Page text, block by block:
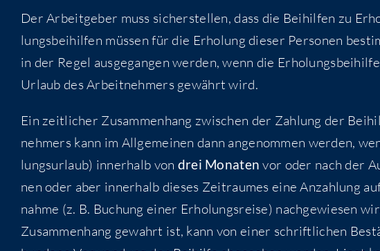
Der Arbeit­ge­ber muss sicher­stel­len, dass die Bei­hil­fen zu
lungs­bei­hil­fen müs­sen für die Erho­lung die­ser Per­so­nen
in der Regel aus­ge­gan­gen wer­den, wenn die
Urlaub des Arbeit­neh­mers gewährt wird.
Ein zeit­li­cher Zusam­men­hang zwi­schen der Zah­lung der
neh­mers kann im All­ge­mei­nen dann ange­nom­men wer­den,
lungs­ur­laub) inner­halb von drei Mona­ten vor oder nach der
nen oder aber inner­halb die­ses Zeit­rau­mes eine Anzah­lung
nah­me (z. B. Buchung einer Erho­lungs­rei­se) nach­ge­wie­sen
Zusam­men­hang gewahrt ist, kann von einer schrift­li­chen